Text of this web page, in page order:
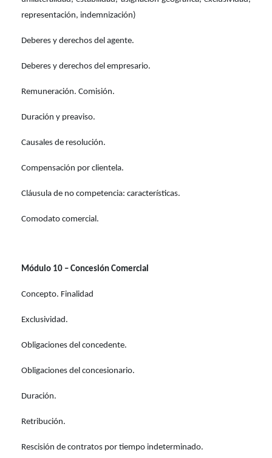
representación, indemnización)
Deberes y derechos del agente.
Deberes y derechos del empresario.
Remuneración. Comisión.
Duración y preaviso.
Causales de resolución.
Compensación por clientela.
Cláusula de no competencia: características.
Comodato comercial.
Módulo 10 – Concesión Comercial
Concepto. Finalidad
Exclusividad.
Obligaciones del concedente.
Obligaciones del concesionario.
Duración.
Retribución.
Rescisión de contratos por tiempo indeterminado.